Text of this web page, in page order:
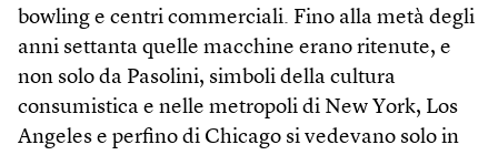
bowling e centri commerciali. Fino alla metà degli
anni settanta quelle macchine erano ritenute, e
non solo da Pasolini, simboli della cultura
consumistica e nelle metropoli di New York, Los
Angeles e perfino di Chicago si vedevano solo in